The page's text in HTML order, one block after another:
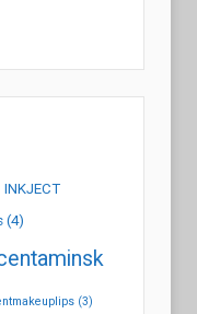
INKJECT
(4)
(3)